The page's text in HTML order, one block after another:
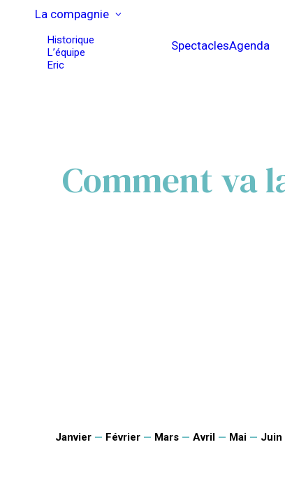
La compagnie
Historique
L’équipe
Eric
SpectaclesAgenda
Comment va
Janvier— Février— Mars— Avril— Mai— Juin